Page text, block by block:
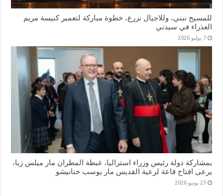
للمسيح نبني، وللاجيال نزرع، خطوة مباركة لتعمير كنيسة مريم
العذراء في سيدني
7 يوليو 2026
بمشاركة دولة رئيس وزراء استراليا، غبطة المطران مار ميلس زيا،
يرعى افتاح قاعة لرعية القديس مار يوسب خنانيشو
23 يونيو 2026